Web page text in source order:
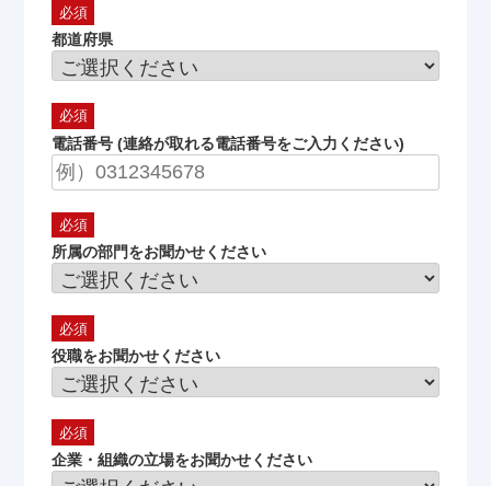
都道府県
電話番号 (連絡が取れる電話番号をご入力ください)
所属の部門をお聞かせください
役職をお聞かせください
企業・組織の立場をお聞かせください